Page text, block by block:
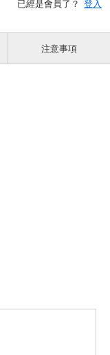
已經是會員了？ 登入
注意事項